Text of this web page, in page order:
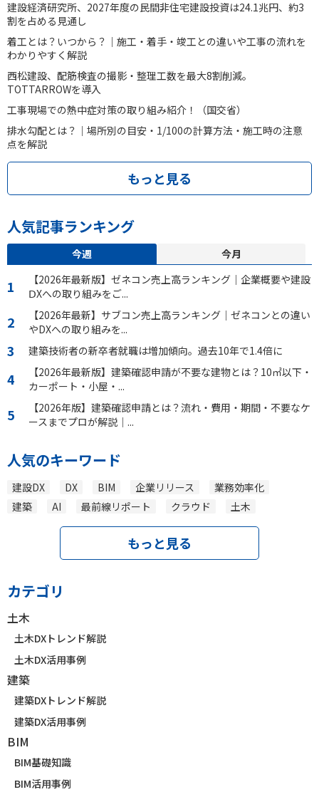
建設経済研究所、2027年度の民間非住宅建設投資は24.1兆円、約3
割を占める見通し
着工とは？いつから？｜施工・着手・竣工との違いや工事の流れを
わかりやすく解説
西松建設、配筋検査の撮影・整理工数を最大8割削減。
TOTTARROWを導入
工事現場での熱中症対策の取り組み紹介！（国交省）
排水勾配とは？｜場所別の目安・1/100の計算方法・施工時の注意
点を解説
もっと見る
人気記事ランキング
今週
今月
【2026年最新版】ゼネコン売上高ランキング｜企業概要や建設
ⅮXへの取り組みをご...
【2026年最新】サブコン売上高ランキング｜ゼネコンとの違い
やDXへの取り組みを...
建築技術者の新卒者就職は増加傾向。過去10年で1.4倍に
【2026年最新版】建築確認申請が不要な建物とは？10㎡以下・
カーポート・小屋・...
【2026年版】建築確認申請とは？流れ・費用・期間・不要なケ
ースまでプロが解説｜...
人気のキーワード
建設DX DX BIM 企業リリース
業務効率化
建築
AI 最前線リポート クラウド 土木
もっと見る
カテゴリ
土木
土木DXトレンド解説
土木DX活用事例
建築
建築DXトレンド解説
建築DX活用事例
BIM
BIM基礎知識
BIM活用事例